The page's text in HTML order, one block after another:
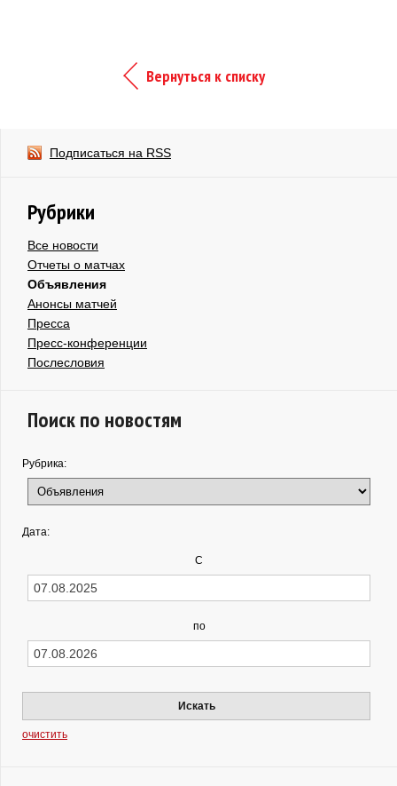
Вернуться к списку
Подписаться на RSS
Рубрики
Все новости
Отчеты о матчах
Объявления
Анонсы матчей
Пресса
Пресс-конференции
Послесловия
Поиск по новостям
Рубрика:
Дата:
С
по
Искать
очистить